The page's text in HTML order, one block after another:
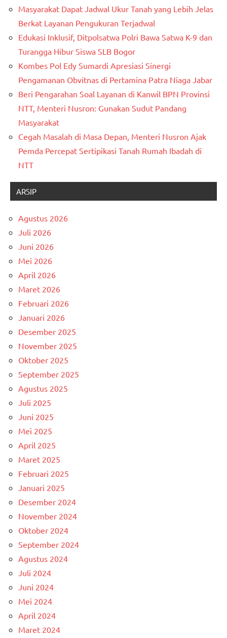
Masyarakat Dapat Jadwal Ukur Tanah yang Lebih Jelas
Berkat Layanan Pengukuran Terjadwal
Edukasi Inklusif, Ditpolsatwa Polri Bawa Satwa K-9 dan
Turangga Hibur Siswa SLB Bogor
Kombes Pol Edy Sumardi Apresiasi Sinergi
Pengamanan Obvitnas di Pertamina Patra Niaga Jabar
Beri Pengarahan Soal Layanan di Kanwil BPN Provinsi
NTT, Menteri Nusron: Gunakan Sudut Pandang
Masyarakat
Cegah Masalah di Masa Depan, Menteri Nusron Ajak
Pemda Percepat Sertipikasi Tanah Rumah Ibadah di
NTT
ARSIP
Agustus 2026
Juli 2026
Juni 2026
Mei 2026
April 2026
Maret 2026
Februari 2026
Januari 2026
Desember 2025
November 2025
Oktober 2025
September 2025
Agustus 2025
Juli 2025
Juni 2025
Mei 2025
April 2025
Maret 2025
Februari 2025
Januari 2025
Desember 2024
November 2024
Oktober 2024
September 2024
Agustus 2024
Juli 2024
Juni 2024
Mei 2024
April 2024
Maret 2024